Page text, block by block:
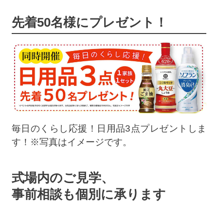
先着50名様にプレゼント！
毎日のくらし応援！日用品3点プレゼントしま
す！※写真はイメージです。
式場内のご見学、
事前相談も個別に承ります